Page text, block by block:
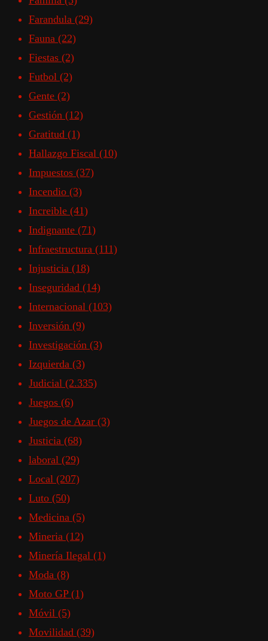
Farandula (29)
Fauna (22)
Fiestas (2)
Futbol (2)
Gente (2)
Gestión (12)
Gratitud (1)
Hallazgo Fiscal (10)
Impuestos (37)
Incendio (3)
Increible (41)
Indignante (71)
Infraestructura (111)
Injusticia (18)
Inseguridad (14)
Internacional (103)
Inversión (9)
Investigación (3)
Izquierda (3)
Judicial (2.335)
Juegos (6)
Juegos de Azar (3)
Justicia (68)
laboral (29)
Local (207)
Luto (50)
Medicina (5)
Mineria (12)
Minería Ilegal (1)
Moda (8)
Moto GP (1)
Móvil (5)
Movilidad (39)